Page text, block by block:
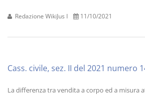
Redazione WikiJus I 11/10/2021
Cass. civile, sez. II del 2021 numero
La differenza tra vendita a corpo ed a misura